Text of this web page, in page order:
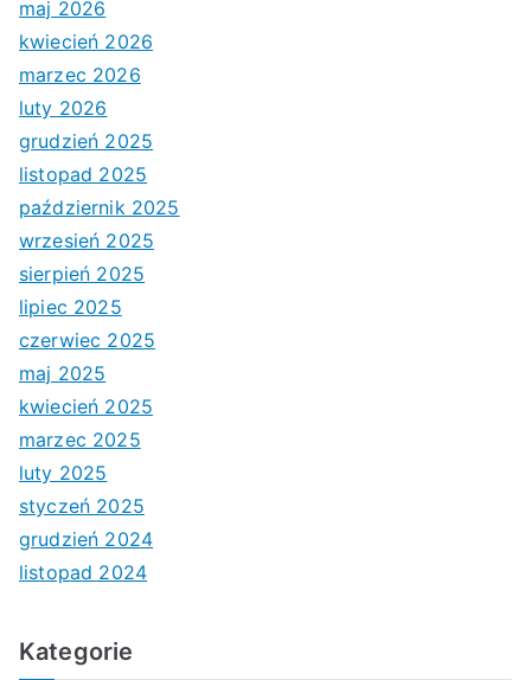
maj 2026
kwiecień 2026
marzec 2026
luty 2026
grudzień 2025
listopad 2025
październik 2025
wrzesień 2025
sierpień 2025
lipiec 2025
czerwiec 2025
maj 2025
kwiecień 2025
marzec 2025
luty 2025
styczeń 2025
grudzień 2024
listopad 2024
Kategorie